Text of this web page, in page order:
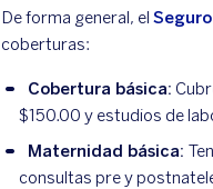
De forma general, el
coberturas:
Cobertura básica:
$150.00 y estudios de
Maternidad básica:
consultas pre y